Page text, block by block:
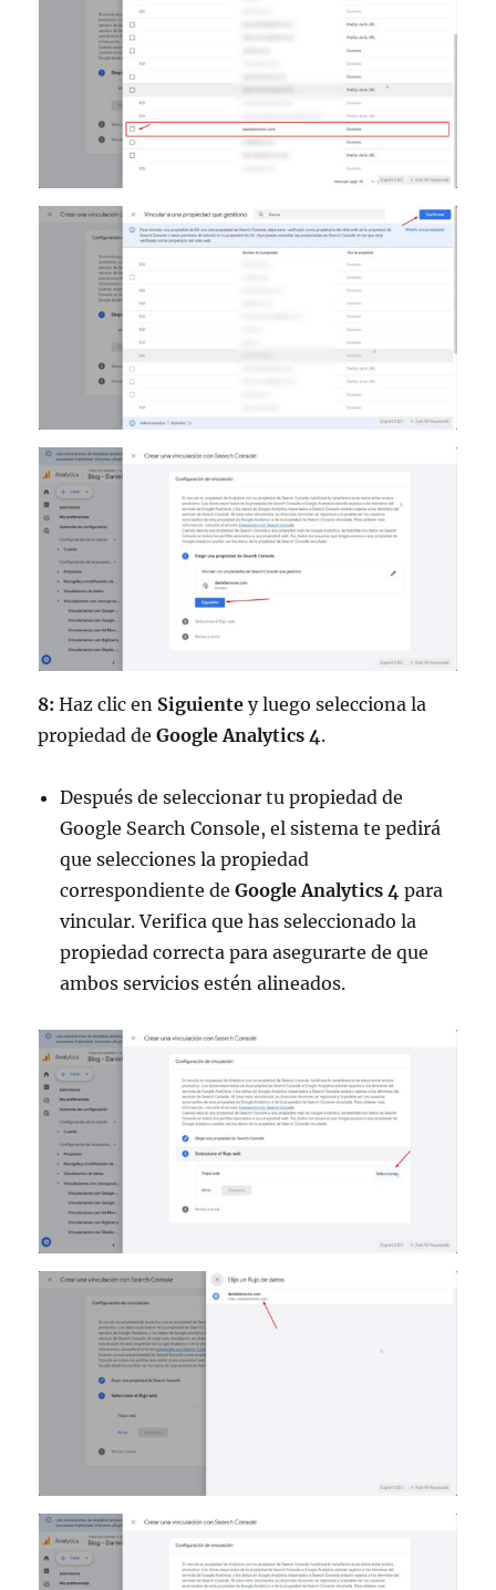
8: Haz clic en Siguiente y luego selecciona la
propiedad deGoogle Analytics 4.
Después de seleccionar tu propiedad de
Google Search Console, el sistema te pedirá
que selecciones la propiedad
correspondiente deGoogle Analytics 4 para
vincular. Verifica que has seleccionado la
propiedad correcta para asegurarte de que
ambos servicios estén alineados.